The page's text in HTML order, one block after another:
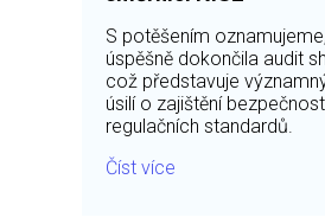
S potěšením
úspěšně dokončila audit
což představuje
úsilí o zajištění
regulačních standardů.
Číst více